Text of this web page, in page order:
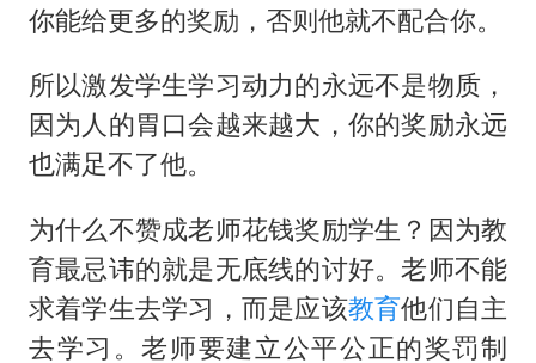
你能给更多的奖励，否则他就不配合你。
所以激发学生学习动力的永远不是物质，
因为人的胃口会越来越大，你的奖励永远
也满足不了他。
为什么不赞成老师花钱奖励学生？因为教
育最忌讳的就是无底线的讨好。老师不能
求着学生去学习，而是应该教育他们自主
去学习。老师要建立公平公正的奖罚制